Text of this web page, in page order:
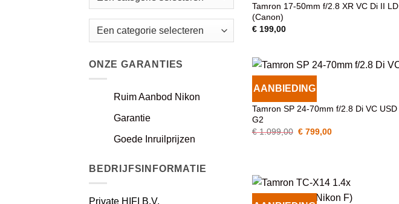
Een categorie selecteren
ONZE GARANTIES
Ruim Aanbod Nikon
Garantie
Goede Inruilprijzen
BEDRIJFSINFORMATIE
Private HIFI B.V.
WENSENLIJST
Tamron 17-50mm f/2.8 XR VC Di II LD
(Canon)
€199,00
AANBIEDING
WENSENLIJST
Tamron SP 24-70mm f/2.8 Di VC USD
G2
€1.099,00 Oorspronkelijke
€ 799,00Huidige